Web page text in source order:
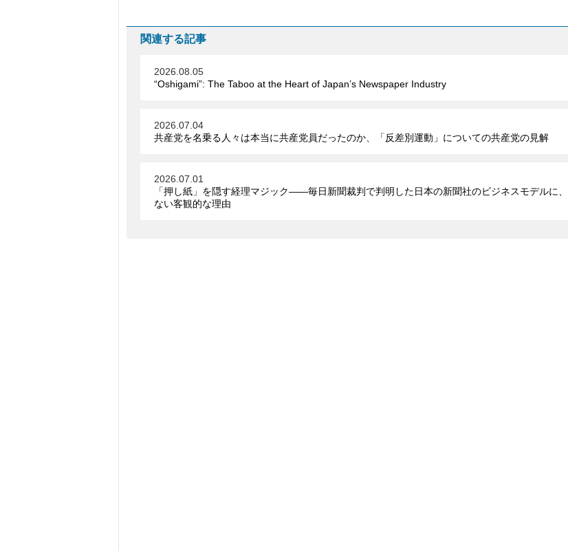
関連する記事
2026.08.05
“Oshigami”: The Taboo at the Heart of Japan’s Newspaper Industry
2026.07.04
共産党を名乗る人々は本当に共産党員だったのか、「反差別運動」についての共産党の見解
2026.07.01
「押し紙」を隠す経理マジック――毎日新聞裁判で判明した日本の新聞社のビジネスモデルに
ない客観的な理由